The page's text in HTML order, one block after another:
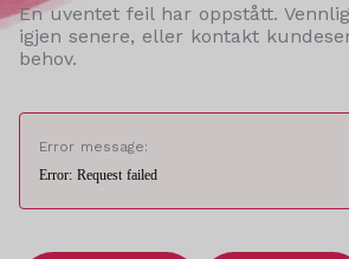
En uventet feil har oppstått.
igjen senere, eller kontakt
behov.
Error message:
Error: Request failed